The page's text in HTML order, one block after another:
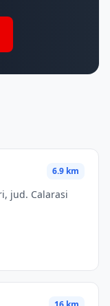
6.9 km
jud. Calarasi